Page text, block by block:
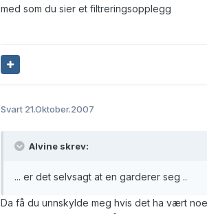
med som du sier et filtreringsopplegg
Svart 21.Oktober.2007
Alvine skrev:
... er det selvsagt at en garderer seg ..
Da få du unnskylde meg hvis det ha vært